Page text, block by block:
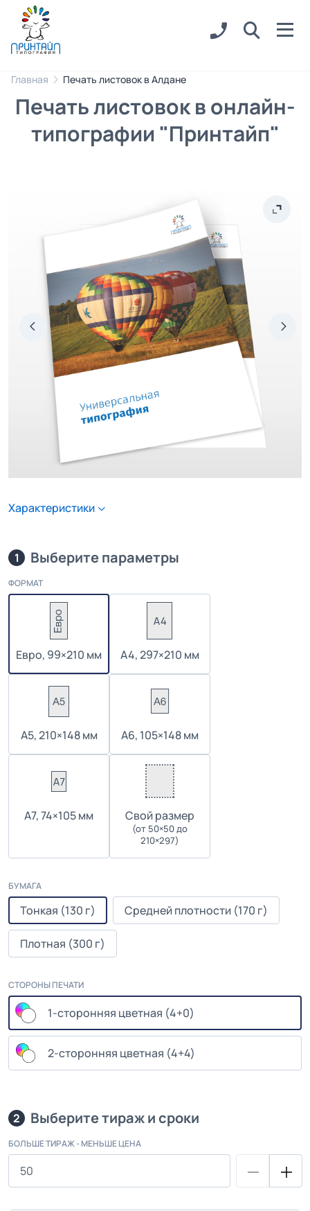
Главная Печать листовок в Алдане
Печать листовок в онлайн-
типографии "Принтайп"
Характеристики
1 Выберите параметры
ФОРМАТ
Евро, 99×210 мм А4, 297×210 мм
А5, 210×148 мм А6, 105×148 мм
А7, 74×105 мм Cвой размер
(от 50×50 до
210×297)
БУМАГА
Тонкая (130 г) Средней плотности (170 г)
Плотная (300 г)
СТОРОНЫ ПЕЧАТИ
1-сторонняя цветная (4+0)
2-сторонняя цветная (4+4)
2 Выберите тираж и сроки
БОЛЬШЕ ТИРАЖ - МЕНЬШЕ ЦЕНА